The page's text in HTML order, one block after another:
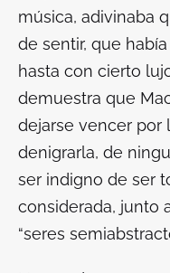
música, adivinaba
de sentir, que
hasta con cierto
demuestra que
dejarse vencer por
denigrarla, de
ser indigno de ser
considerada, junto
“seres